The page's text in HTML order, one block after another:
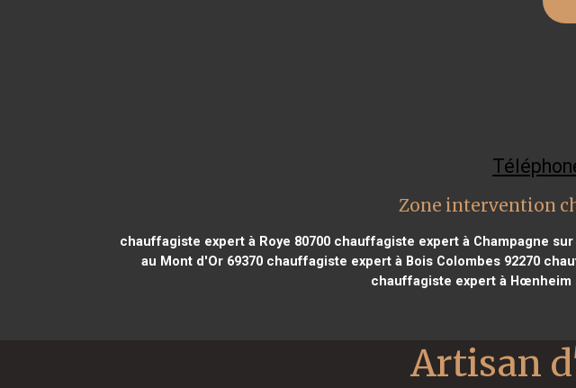
Zone intervention
chauffagiste expert à Roye 80700chauffagiste expert à Champagne sur
au Mont d'Or 69370 chauffagiste expert à Bois Colombes 92270
chauffagiste expert à Hœnheim
Artisan